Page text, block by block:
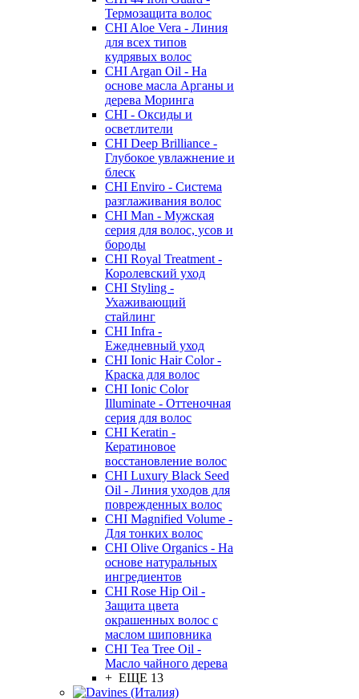
Термозащита волос
CHI Aloe Vera - Линия
для всех типов
кудрявых волос
CHI Argan Oil - На
основе масла Арганы и
дерева Моринга
CHI - Оксиды и
осветлители
CHI Deep Brilliance -
Глубокое увлажнение и
блеск
CHI Enviro - Система
разглаживания волос
CHI Man - Мужская
серия для волос, усов и
бороды
CHI Royal Treatment -
Королевский уход
CHI Styling -
Ухаживающий
стайлинг
CHI Infra -
Ежедневный уход
CHI Ionic Hair Color -
Краска для волос
CHI Ionic Color
Illuminate - Оттеночная
серия для волос
CHI Keratin -
Кератиновое
восстановление волос
CHI Luxury Black Seed
Oil - Линия уходов для
поврежденных волос
CHI Magnified Volume -
Для тонких волос
CHI Olive Organics - На
основе натуральных
ингредиентов
CHI Rose Hip Oil -
Защита цвета
окрашенных волос с
маслом шиповника
CHI Tea Tree Oil -
Масло чайного дерева
+ ЕЩЕ 13